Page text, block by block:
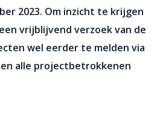
2023. Om inzicht te krijgen
vrijblijvend verzoek van de
wel eerder te melden via
alle projectbetrokkenen